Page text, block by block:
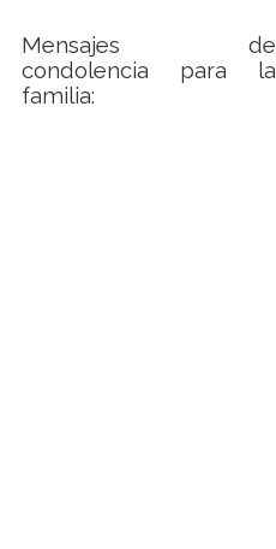
Mensajes de
condolencia para la
familia: